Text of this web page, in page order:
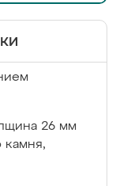
26 мм
камня,